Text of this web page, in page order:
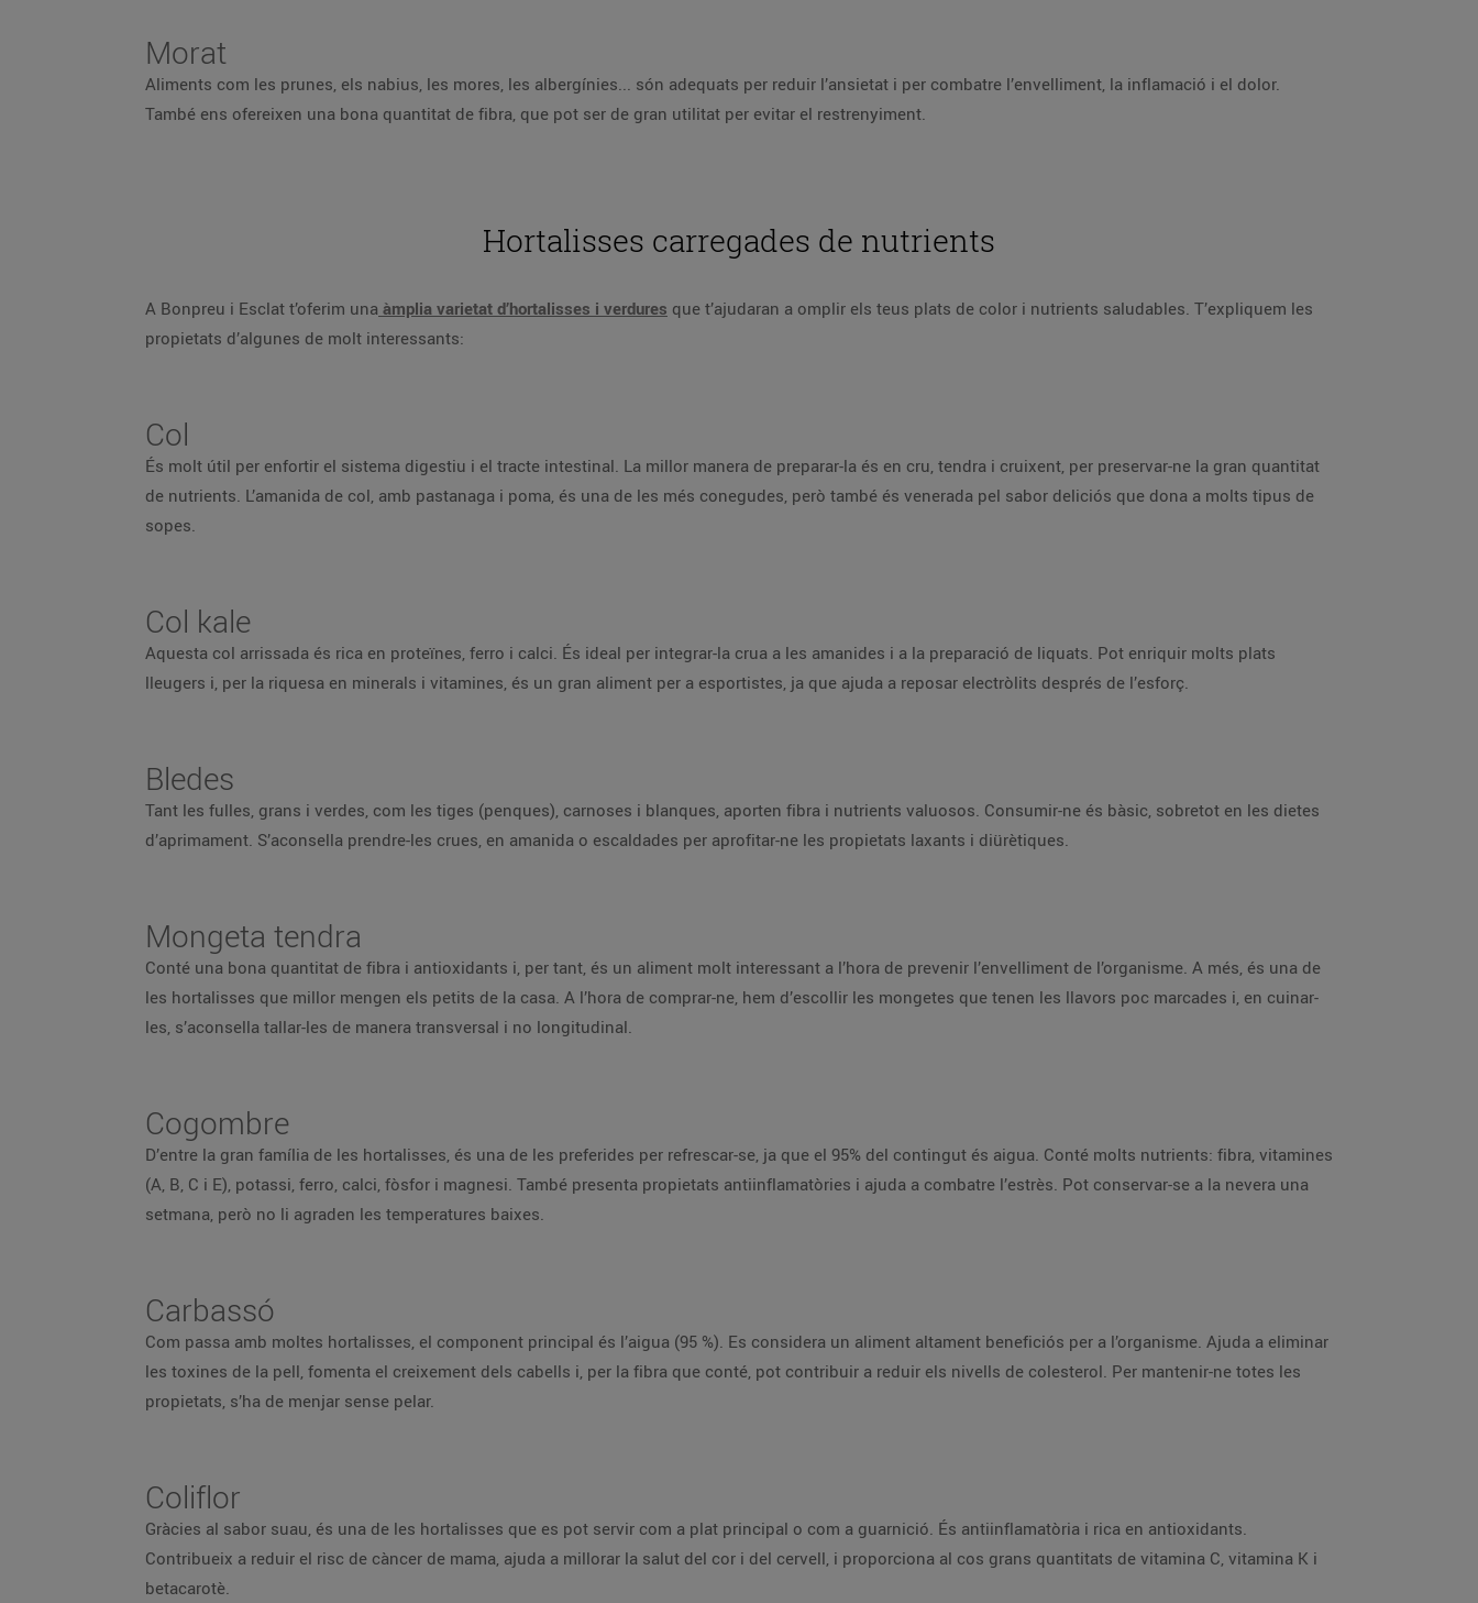
Morat
Aliments com les prunes, els nabius, les mores, les albergínies... són adequats per reduir l’ansietat i per combatre l’envelliment, la inflamació i el dolor.
També ens ofereixen una bona quantitat de fibra, que pot ser de gran utilitat per evitar el restrenyiment.
Hortalisses carregades de nutrients
A Bonpreu i Esclat t’oferim una àmplia varietat d’hortalisses i verdures que t’ajudaran a omplir els teus plats de color i nutrients saludables. T’expliquem les
propietats d’algunes de molt interessants:
Col
És molt útil per enfortir el sistema digestiu i el tracte intestinal. La millor manera de preparar-la és en cru, tendra i cruixent, per preservar-ne la gran quantitat
de nutrients. L’amanida de col, amb pastanaga i poma, és una de les més conegudes, però també és venerada pel sabor deliciós que dona a molts tipus de
sopes.
Col kale
Aquesta col arrissada és rica en proteïnes, ferro i calci. És ideal per integrar-la crua a les amanides i a la preparació de liquats. Pot enriquir molts plats
lleugers i, per la riquesa en minerals i vitamines, és un gran aliment per a esportistes, ja que ajuda a reposar electròlits després de l’esforç.
Bledes
Tant les fulles, grans i verdes, com les tiges (penques), carnoses i blanques, aporten fibra i nutrients valuosos. Consumir-ne és bàsic, sobretot en les dietes
d’aprimament. S’aconsella prendre-les crues, en amanida o escaldades per aprofitar-ne les propietats laxants i diürètiques.
Mongeta tendra
Conté una bona quantitat de fibra i antioxidants i, per tant, és un aliment molt interessant a l’hora de prevenir l’envelliment de l’organisme. A més, és una de
les hortalisses que millor mengen els petits de la casa. A l’hora de comprar-ne, hem d’escollir les mongetes que tenen les llavors poc marcades i, en cuinar-
les, s’aconsella tallar-les de manera transversal i no longitudinal.
Cogombre
D’entre la gran família de les hortalisses, és una de les preferides per refrescar-se, ja que el 95% del contingut és aigua. Conté molts nutrients: fibra, vitamines
(A, B, C i E), potassi, ferro, calci, fòsfor i magnesi. També presenta propietats antiinflamatòries i ajuda a combatre l’estrès. Pot conservar-se a la nevera una
setmana, però no li agraden les temperatures baixes.
Carbassó
Com passa amb moltes hortalisses, el component principal és l’aigua (95 %). Es considera un aliment altament beneficiós per a l’organisme. Ajuda a eliminar
les toxines de la pell, fomenta el creixement dels cabells i, per la fibra que conté, pot contribuir a reduir els nivells de colesterol. Per mantenir-ne totes les
propietats, s’ha de menjar sense pelar.
Coliflor
Gràcies al sabor suau, és una de les hortalisses que es pot servir com a plat principal o com a guarnició. És antiinflamatòria i rica en antioxidants.
Contribueix a reduir el risc de càncer de mama, ajuda a millorar la salut del cor i del cervell, i proporciona al cos grans quantitats de vitamina C, vitamina K i
betacarotè.